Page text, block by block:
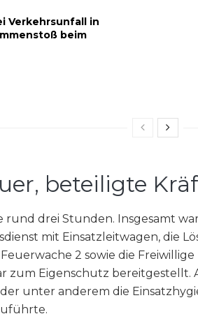
Verkehrsunfall in
beim
beteiligte
rund drei Stunden. Insgesamt
mit Einsatzleitwagen, die
2 sowie die
zum Eigenschutz bereitgestellt.
unter anderem die